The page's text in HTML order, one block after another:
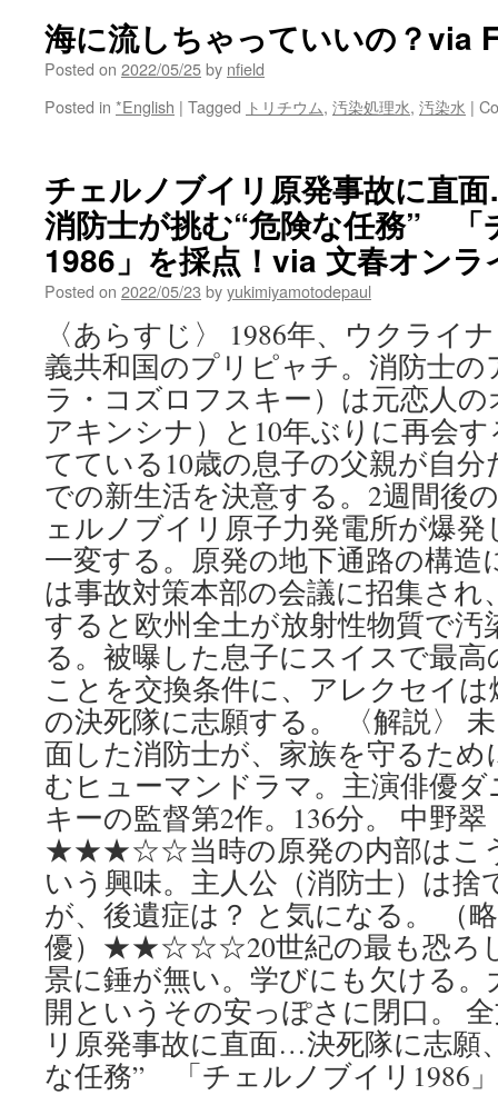
海に流しちゃっていいの？via
Posted on 2022/05/25by nfield
Posted in *English | Tagged トリチウム, 汚染処理水, 汚染水 |
チェルノブイリ原発事故に直
消防士が挑む“危険な任務” 「
1986」を採点！via 文春オンラ
Posted on 2022/05/23 byyukimiyamotodepaul
〈あらすじ〉 1986年、ウクライ
義共和国のプリピャチ。消防士
ラ・コズロフスキー）は元恋人
アキンシナ）と10年ぶりに再会
てている10歳の息子の父親が自
での新生活を決意する。2週間後
ェルノブイリ原子力発電所が爆
一変する。原発の地下通路の構
は事故対策本部の会議に招集され
すると欧州全土が放射性物質で
る。被曝した息子にスイスで最
ことを交換条件に、アレクセイ
の決死隊に志願する。 〈解説〉
面した消防士が、家族を守るた
むヒューマンドラマ。主演俳優
キーの監督第2作。136分。 中野
★★★☆☆当時の原発の内部はこ
いう興味。主人公（消防士）は捨
が、後遺症は？ と気になる。 （
優）★★☆☆☆20世紀の最も恐ろ
景に錘が無い。学びにも欠ける
開というその安っぽさに閉口。
リ原発事故に直面…決死隊に志願
な任務” 「チェルノブイリ1986